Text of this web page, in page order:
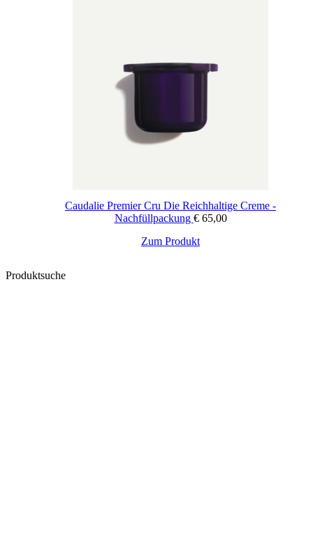
Caudalie Premier Cru Die Reichhaltige Creme -
Nachfüllpackung €65,00
Zum Produkt
Produktsuche